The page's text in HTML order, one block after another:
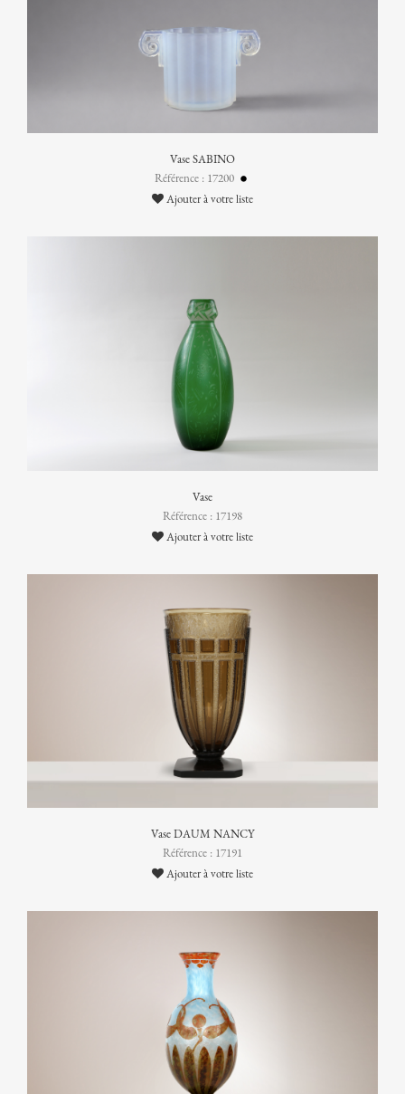
Vase SABINO
Référence : 17200
Ajouter à votre liste
Vase
Référence : 17198
Ajouter à votre liste
Vase DAUM NANCY
Référence : 17191
Ajouter à votre liste